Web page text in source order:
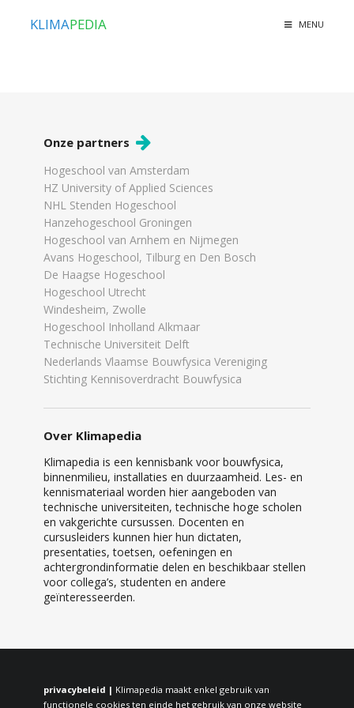
KLIMAPEDIA MENU
Onze partners
Hogeschool van Amsterdam
HZ University of Applied Sciences
NHL Stenden Hogeschool
Hanzehogeschool Groningen
Hogeschool van Arnhem en Nijmegen
Avans Hogeschool, Tilburg en Den Bosch
De Haagse Hogeschool
Hogeschool Utrecht
Windesheim, Zwolle
Hogeschool Inholland Alkmaar
Technische Universiteit Delft
Nederlands Vlaamse Bouwfysica Vereniging
Stichting Kennisoverdracht Bouwfysica
Over Klimapedia
Klimapedia is een kennisbank voor bouwfysica,
binnenmilieu, installaties en duurzaamheid. Les- en
kennismateriaal worden hier aangeboden van
technische universiteiten, technische hoge scholen
en vakgerichte cursussen. Docenten en
cursusleiders kunnen hier hun dictaten,
presentaties, toetsen, oefeningen en
achtergrondinformatie delen en beschikbaar stellen
voor collega’s, studenten en andere
geïnteresseerden.
privacybeleid | Klimapedia maakt enkel gebruik van
functionele cookies ten einde het gebruik van onze website